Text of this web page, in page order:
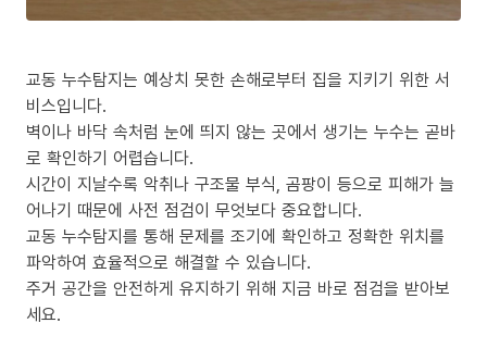
교동 누수탐지는 예상치 못한 손해로부터 집을 지키기 위한 서
비스입니다.
벽이나 바닥 속처럼 눈에 띄지 않는 곳에서 생기는 누수는 곧바
로 확인하기 어렵습니다.
시간이 지날수록 악취나 구조물 부식, 곰팡이 등으로 피해가 늘
어나기 때문에 사전 점검이 무엇보다 중요합니다.
교동 누수탐지를 통해 문제를 조기에 확인하고 정확한 위치를
파악하여 효율적으로 해결할 수 있습니다.
주거 공간을 안전하게 유지하기 위해 지금 바로 점검을 받아보
세요.